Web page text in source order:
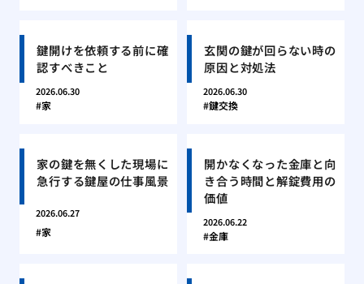
鍵開けを依頼する前に確
認すべきこと
2026.06.30
家
玄関の鍵が回らない時の
原因と対処法
2026.06.30
鍵交換
家の鍵を無くした現場に
急行する鍵屋の仕事風景
2026.06.27
家
開かなくなった金庫と向
き合う時間と解錠費用の
価値
2026.06.22
金庫